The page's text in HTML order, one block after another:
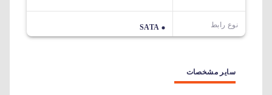
نوع رابط SATA
سایر مشخصات